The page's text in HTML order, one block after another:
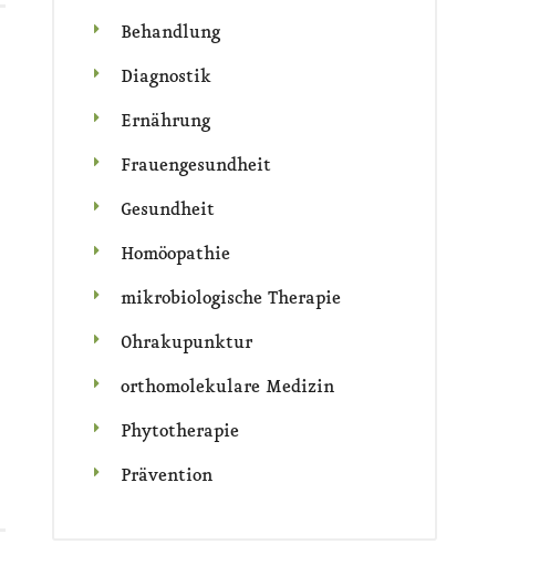
Behandlung
Diagnostik
Ernährung
Frauengesundheit
Gesundheit
Homöopathie
mikrobiologische Therapie
Ohrakupunktur
orthomolekulare Medizin
Phytotherapie
Prävention